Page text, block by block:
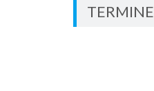
TERMINE